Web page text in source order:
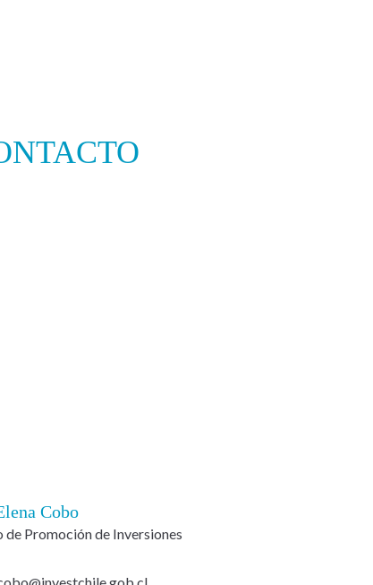
Cobo
de Promoción de Inversiones